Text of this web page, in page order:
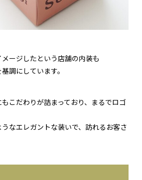
ージしたという店舗の内装も
調にしています。
こだわりが詰まっており、まるでロゴ
なエレガントな装いで、訪れるお客さ